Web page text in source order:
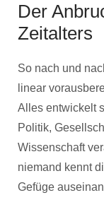
Der
Zeitalters
So nach und
linear
Alles entwickelt
Politik,
Wissenschaft
niemand kennt
Gefüge